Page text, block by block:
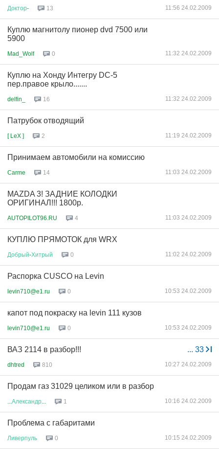
Доктор- 13 11:56 24.02.2009
Куплю магнитолу пионер dvd 7500 или
5900
Mad_Wolf 0 11:32 24.02.2009
Куплю на Хонду Интегру DC-5
пер.правое крыло.......
delfin_ 16 11:32 24.02.2009
Патрубок отводящий
[ LeX ] 2 11:19 24.02.2009
Принимаем автомобили на комиссию
Carme 14 11:03 24.02.2009
MAZDA 3! ЗАДНИЕ КОЛОДКИ
ОРИГИНАЛ!!! 1800р.
AUTOPILOT96.RU 4 11:03 24.02.2009
КУПЛЮ ПРЯМОТОК для WRX
Добрый-Хитрый 0 11:02 24.02.2009
Распорка CUSCO на Levin
levin710@e1.ru 0 10:53 24.02.2009
капот под покраску на levin 111 кузов
levin710@e1.ru 0 10:53 24.02.2009
... 33
ВАЗ 2114 в разбор!!!
dhtred 810 10:27 24.02.2009
Продам газ 31029 целиком или в разбор
Александр 1 10:16 24.02.2009
Проблема с габаритами
Ливерпуль 0 10:15 24.02.2009